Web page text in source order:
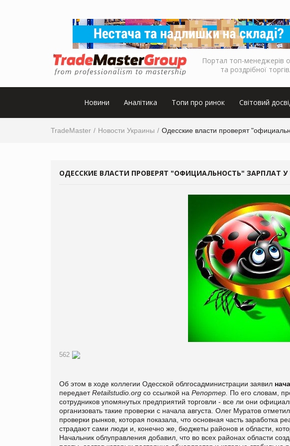
Портал топ-менеджерів
та роздрібної
Новини Аналітика Топи про ринок Світовий
TradeMaster Новости Украины Одесские власти проверят
ОДЕССКИЕ ВЛАСТИ ПРОВЕРЯТ "ОФИЦИАЛЬНОСТЬ" ЗАРПЛАТ У
562
Об этом в ходе коллегии Одесской облгосадминистрации заявил
передаетRetailstudio.org со ссылкой на Репортер. По его словам,
сотрудников упомянутых предприятий торговли - все ли они
организовать такие проверки с начала августа. Олег Муратов
проверки рынков, которая показала, что основная часть заработка
страдают сами люди и, конечно же, бюджеты районов и области,
Начальник облуправления добавил, что во всех районах области